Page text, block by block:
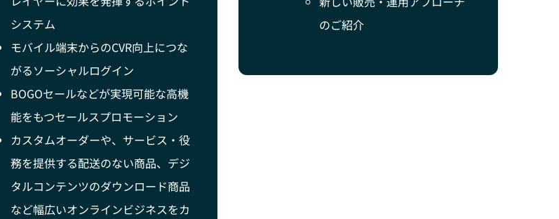
システム
モバイル端末からのCVR向上につな
がるソーシャルログイン
BOGOセールなどが実現可能な高機
能をもつセールスプロモーション
カスタムオーダーや、サービス・役
務を提供する配送のない商品、デジ
タルコンテンツのダウンロード商品
など幅広いオンラインビジネスをカ
のご紹介